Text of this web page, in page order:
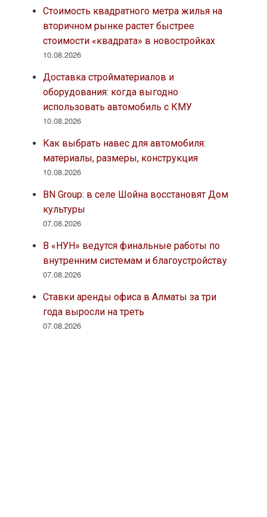
Стоимость квадратного метра жилья на
вторичном рынке растет быстрее
стоимости «квадрата» в новостройках
10.08.2026
Доставка стройматериалов и
оборудования: когда выгодно
использовать автомобиль с КМУ
10.08.2026
Как выбрать навес для автомобиля:
материалы, размеры, конструкция
10.08.2026
BN Group: в селе Шойна восстановят Дом
культуры
07.08.2026
В «НУН» ведутся финальные работы по
внутренним системам и благоустройству
07.08.2026
Ставки аренды офиса в Алматы за три
года выросли на треть
07.08.2026